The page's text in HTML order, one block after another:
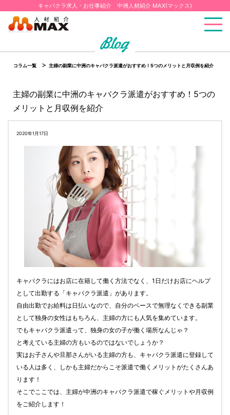
キャバクラ求人・お仕事紹介 中洲人材紹介 MAX(マックス)
コラム一覧 主婦の副業に中洲のキャバクラ派遣がおすすめ！5つのメリットと月収例を紹介
主婦の副業に中洲のキャバクラ派遣がおすすめ！5つの
メリットと月収例を紹介
2020年1月17日
キャバクラにはお店に在籍して働く方法でなく、1日だけお店にヘルプ
として出勤する「キャバクラ派遣」があります。
自由出勤でお給料は日払いなので、自分のペースで無理なくできる副業
として独身の女性はもちろん、主婦の方にも人気を集めています。
でもキャバクラ派遣って、独身の女の子が働く場所なんじゃ？
と考えている主婦の方もいるのではないでしょうか？
実はお子さんや旦那さんがいる主婦の方も、キャバクラ派遣に登録して
いる人は多く、しかも主婦だからこそ派遣で働くメリットがたくさんあ
ります！
そこでここでは、主婦が中洲のキャバクラ派遣で稼ぐメリットや月収例
をご紹介します！